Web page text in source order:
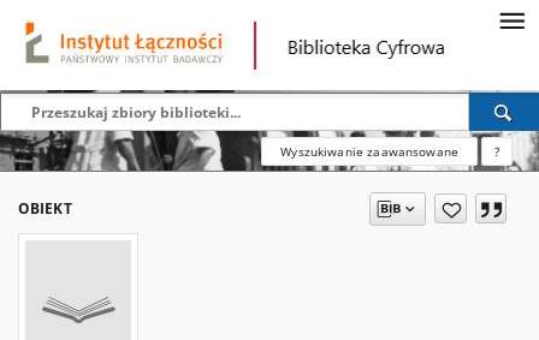
Wyszukiwanie zaawansowane ?
OBIEKT